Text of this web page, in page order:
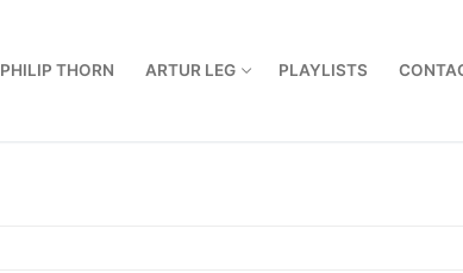
PHILIP THORN ARTUR LEG PLAYLISTS